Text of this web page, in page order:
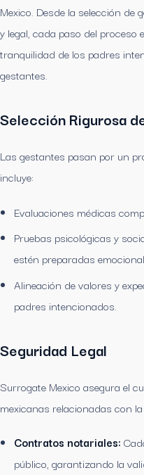
Mexico. Desde la selección
y legal, cada paso del
tranquilidad de los padres
gestantes.
Selección Rigurosa
Las gestantes pasan por un
incluye:
Evaluaciones médicas
Pruebas psicológicas y
estén preparadas
Alineación de valores y
padres intencionados.
Seguridad Legal
Surrogate Mexico asegura el
mexicanas relacionadas con
Contratos notariales:
público, garantizando la